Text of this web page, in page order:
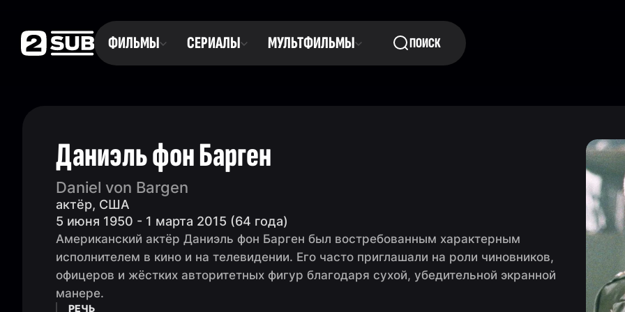
ФИЛЬМЫ СЕРИАЛЫ МУЛЬТФИЛЬМЫ ПОИСК
Даниэль фон Барген
Daniel von Bargen
актёр, США
5 июня 1950 - 1 марта 2015 (64 года)
Американский актёр Даниэль фон Барген был востребованным характерным
исполнителем в кино и на телевидении. Его часто приглашали на роли чиновников,
офицеров и жёстких авторитетных фигур благодаря сухой, убедительной экранной
манере.
РЕЧЬ